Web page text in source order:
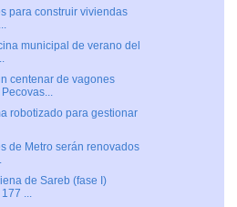
para construir viviendas
municipal de verano del
centenar de vagones
robotizado para gestionar
de Metro serán renovados
de Sareb (fase I)
...